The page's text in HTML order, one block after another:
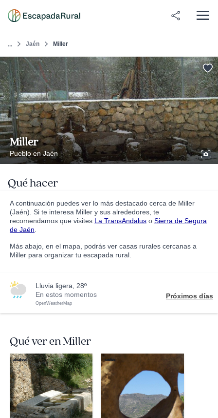
... Jaén Miller
Miller
Pueblo en Jaén
Qué hacer
A continuación puedes ver lo más destacado cerca de Miller
(Jaén). Si te interesa Miller y sus alrededores, te
recomendamos que visites La TransAndalus o Sierra de Segura
de Jaén
Más abajo, en el mapa, podrás ver casas rurales cercanas a
Miller para organizar tu escapada rural.
lluvia ligera, 28º
En estos momentos
OpenWeatherMap
Próximos días
Qué ver en Miller
alcafevil raules